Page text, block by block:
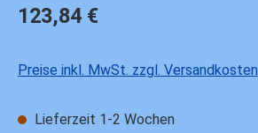
Regulärer Preis:
123,84 €
Preise inkl. MwSt. zzgl. Versandkosten
Lieferzeit 1-2 Wochen